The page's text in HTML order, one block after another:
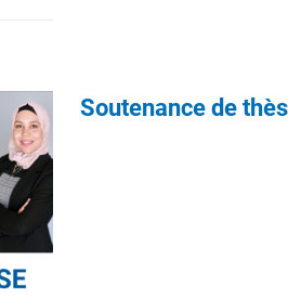
Soutenance de